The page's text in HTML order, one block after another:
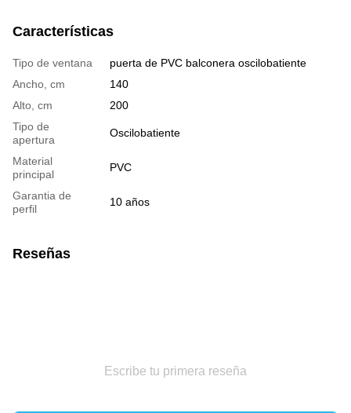
Características
Tipo de ventana
puerta de PVC balconera oscilobatiente
Ancho, cm
140
Alto, cm
200
Tipo de
apertura
Oscilobatiente
Material
principal
PVC
Garantia de
perfil
10 años
Reseñas
Escribe tu primera reseña